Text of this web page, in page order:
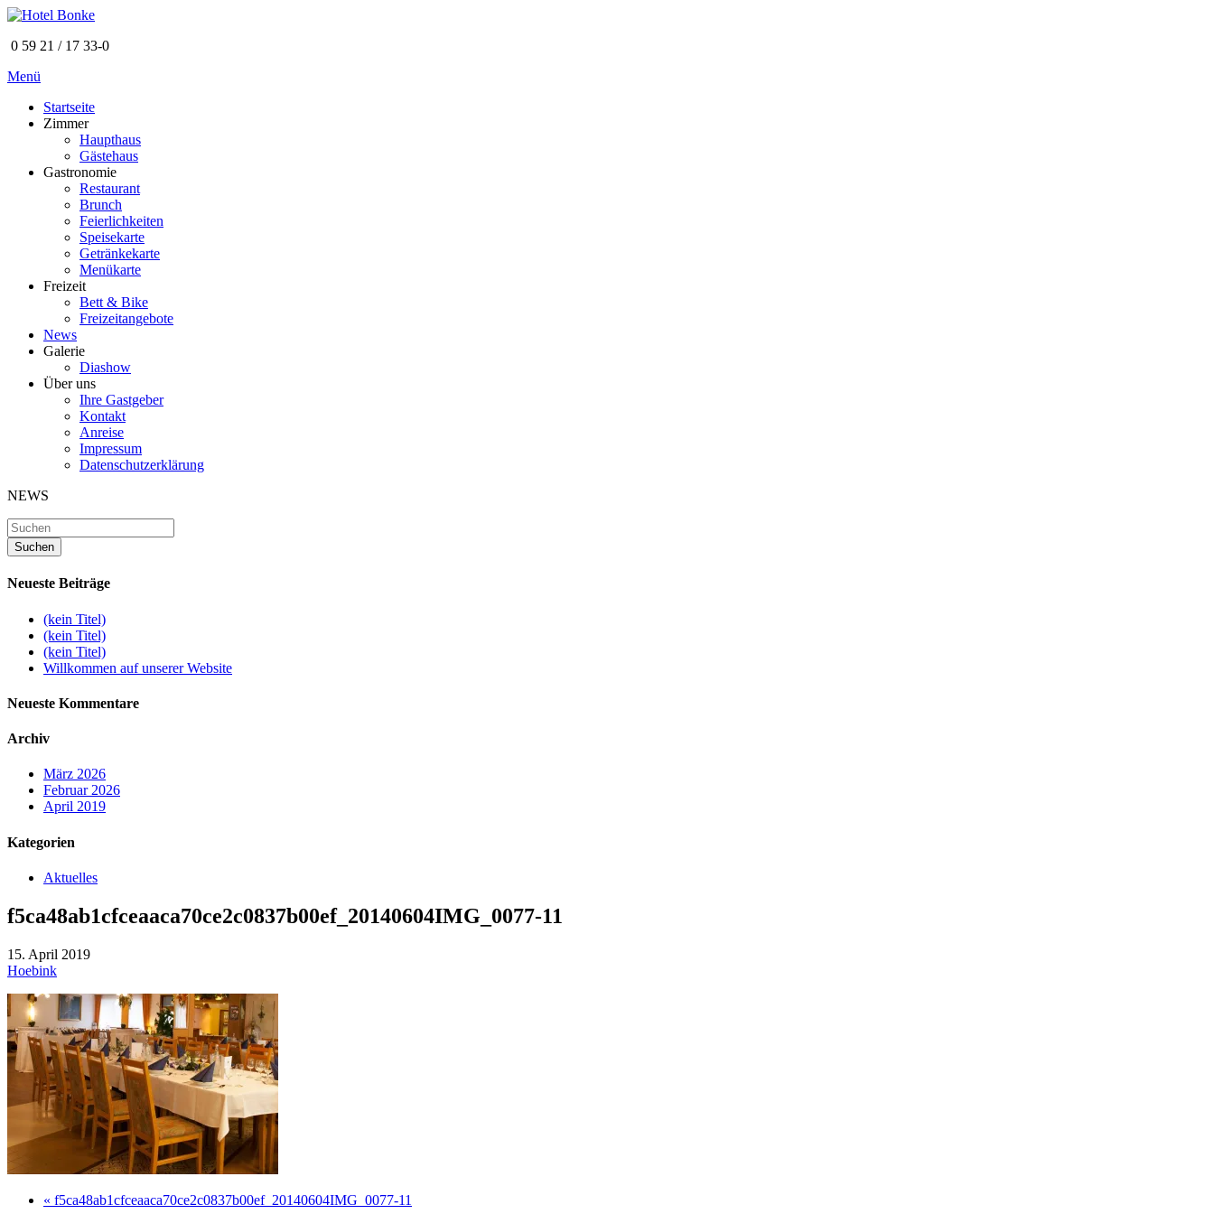
0 59 21 / 17 33-0
Menü
Startseite
Zimmer
Haupthaus
Gästehaus
Gastronomie
Restaurant
Brunch
Feierlichkeiten
Speisekarte
Getränkekarte
Menükarte
Freizeit
Bett & Bike
Freizeitangebote
News
Galerie
Diashow
Über uns
Ihre Gastgeber
Kontakt
Anreise
Impressum
Datenschutzerklärung
NEWS
Neueste Beiträge
(kein Titel)
(kein Titel)
(kein Titel)
Willkommen auf unserer Website
Neueste Kommentare
Archiv
März 2026
Februar 2026
April 2019
Kategorien
Aktuelles
f5ca48ab1cfceaaca70ce2c0837b00ef_20140604IMG_0077-11
15. April 2019
Hoebink
« f5ca48ab1cfceaaca70ce2c0837b00ef_20140604IMG_0077-11